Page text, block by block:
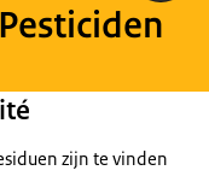
zijn te vinden